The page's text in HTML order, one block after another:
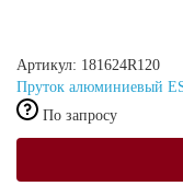
Артикул: 181624R120
Пруток алюминиевый
По запросу